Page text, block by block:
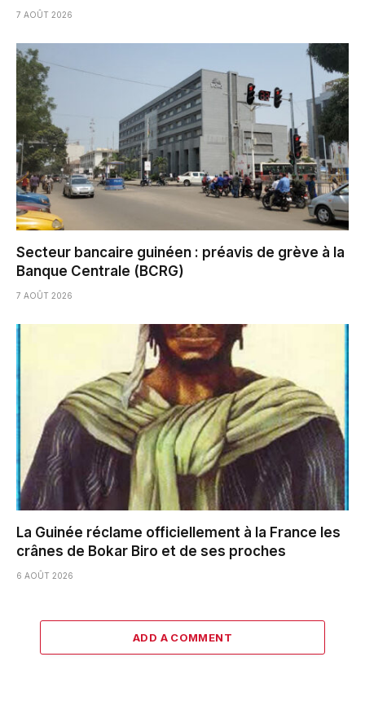
7 AOÛT 2026
Secteur bancaire guinéen : préavis de grève à la
Banque Centrale (BCRG)
7 AOÛT 2026
La Guinée réclame officiellement à la France les
crânes de Bokar Biro et de ses proches
6 AOÛT 2026
ADD A COMMENT